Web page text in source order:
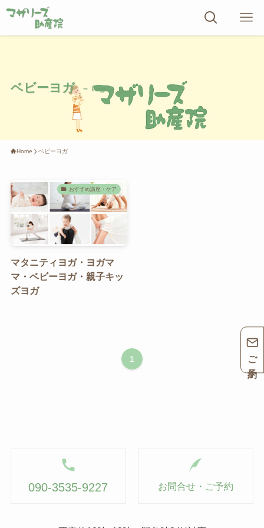
ベビーヨガ – tag –
Home ベビーヨガ
おすすめ講座・ケア
マタニティヨガ・ヨガマ
マ・ベビーヨガ・親子キッ
ズヨガ
1 ご予約
090-3535-9227 お問合せ・ご予約